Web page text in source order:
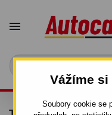
Vážíme
Soubory cookie se
